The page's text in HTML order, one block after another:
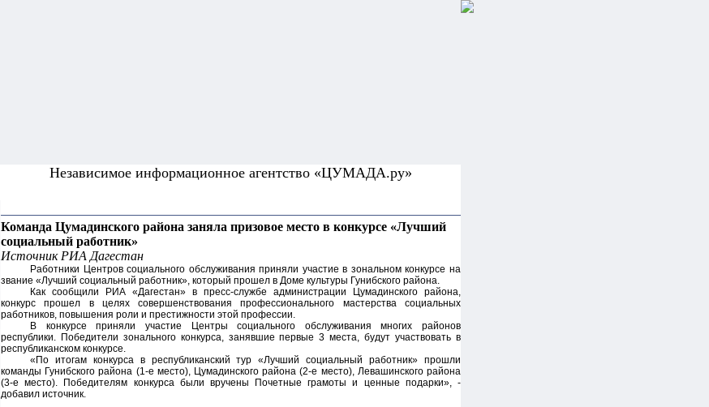
Независимое информационное агентство «ЦУМАДА.ру»
Команда Цумадинского района заняла призовое место в конкурсе «Лучший
социальный работник»
Источник РИА Дагестан
Работники Центров социального обслуживания приняли участие в зональном конкурсе на
звание «Лучший социальный работник», который прошел в Доме культуры Гунибского района.
Как сообщили РИА «Дагестан» в пресс-службе администрации Цумадинского района,
конкурс прошел в целях совершенствования профессионального мастерства социальных
работников, повышения роли и престижности этой профессии.
В конкурсе приняли участие Центры социального обслуживания многих районов
республики. Победители зонального конкурса, занявшие первые 3 места, будут участвовать в
республиканском конкурсе.
«По итогам конкурса в республиканский тур «Лучший социальный работник» прошли
команды Гунибского района (1-е место), Цумадинского района (2-е место), Левашинского района
(3-е место). Победителям конкурса были вручены Почетные грамоты и ценные подарки», -
добавил источник.